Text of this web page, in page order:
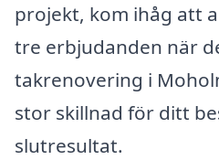
projekt, kom ihåg att
tre erbjudanden när
takrenovering i
stor skillnad för ditt
slutresultat.